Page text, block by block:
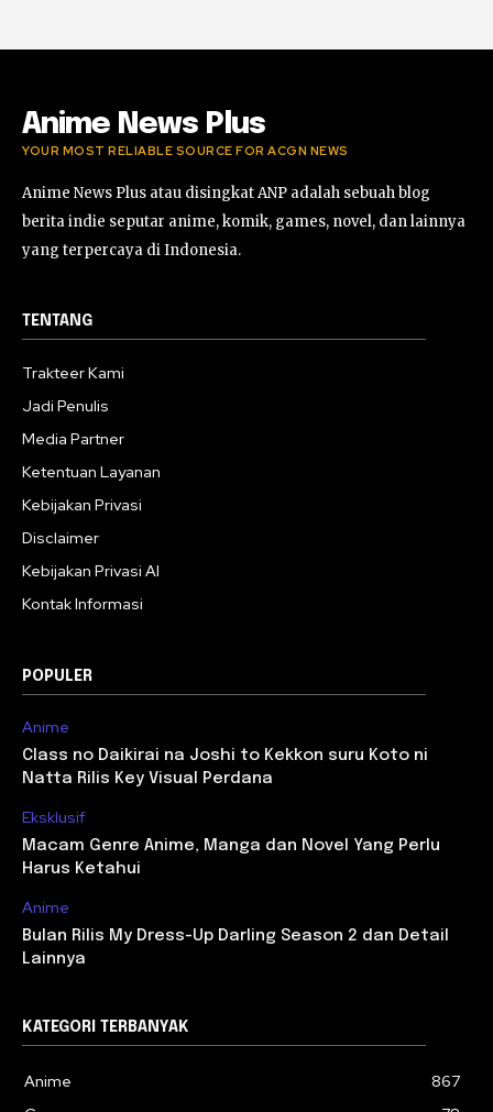
02:47
Anime News Plus
YOUR MOST RELIABLE SOURCE FOR ACGN NEWS
Anime News Plus atau disingkat ANP adalah sebuah blog
berita indie seputar anime, komik, games, novel, dan lainnya
yang terpercaya di Indonesia.
TENTANG
Trakteer Kami
Jadi Penulis
Media Partner
Ketentuan Layanan
Kebijakan Privasi
Disclaimer
Kebijakan Privasi AI
Kontak Informasi
POPULER
Anime
Class no Daikirai na Joshi to Kekkon suru Koto ni
Natta Rilis Key Visual Perdana
Eksklusif
Macam Genre Anime, Manga dan Novel Yang Perlu
Harus Ketahui
Anime
Bulan Rilis My Dress-Up Darling Season 2 dan Detail
Lainnya
KATEGORI TERBANYAK
Anime
867